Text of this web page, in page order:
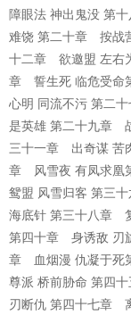
障眼法 神出鬼没 第
难饶 第二十章 按战
十二章 欲邀盟 左右
章 誓生死 临危受命
心明 同流不污 第二
是英雄 第二十九章
三十一章 出奇谋 苦
章 风雪夜 有凤求凰
鸳盟 风雪归客 第三
海底针 第三十八章
第四十章 身诱敌 刃
章 血烟漫 仇凝于死
尊派 桥前胁命 第四
刃断仇 第四十七章